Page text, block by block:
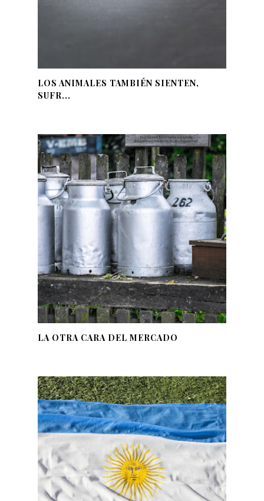
LOS ANIMALES TAMBIÉN SIENTEN,
SUFR...
LA OTRA CARA DEL MERCADO